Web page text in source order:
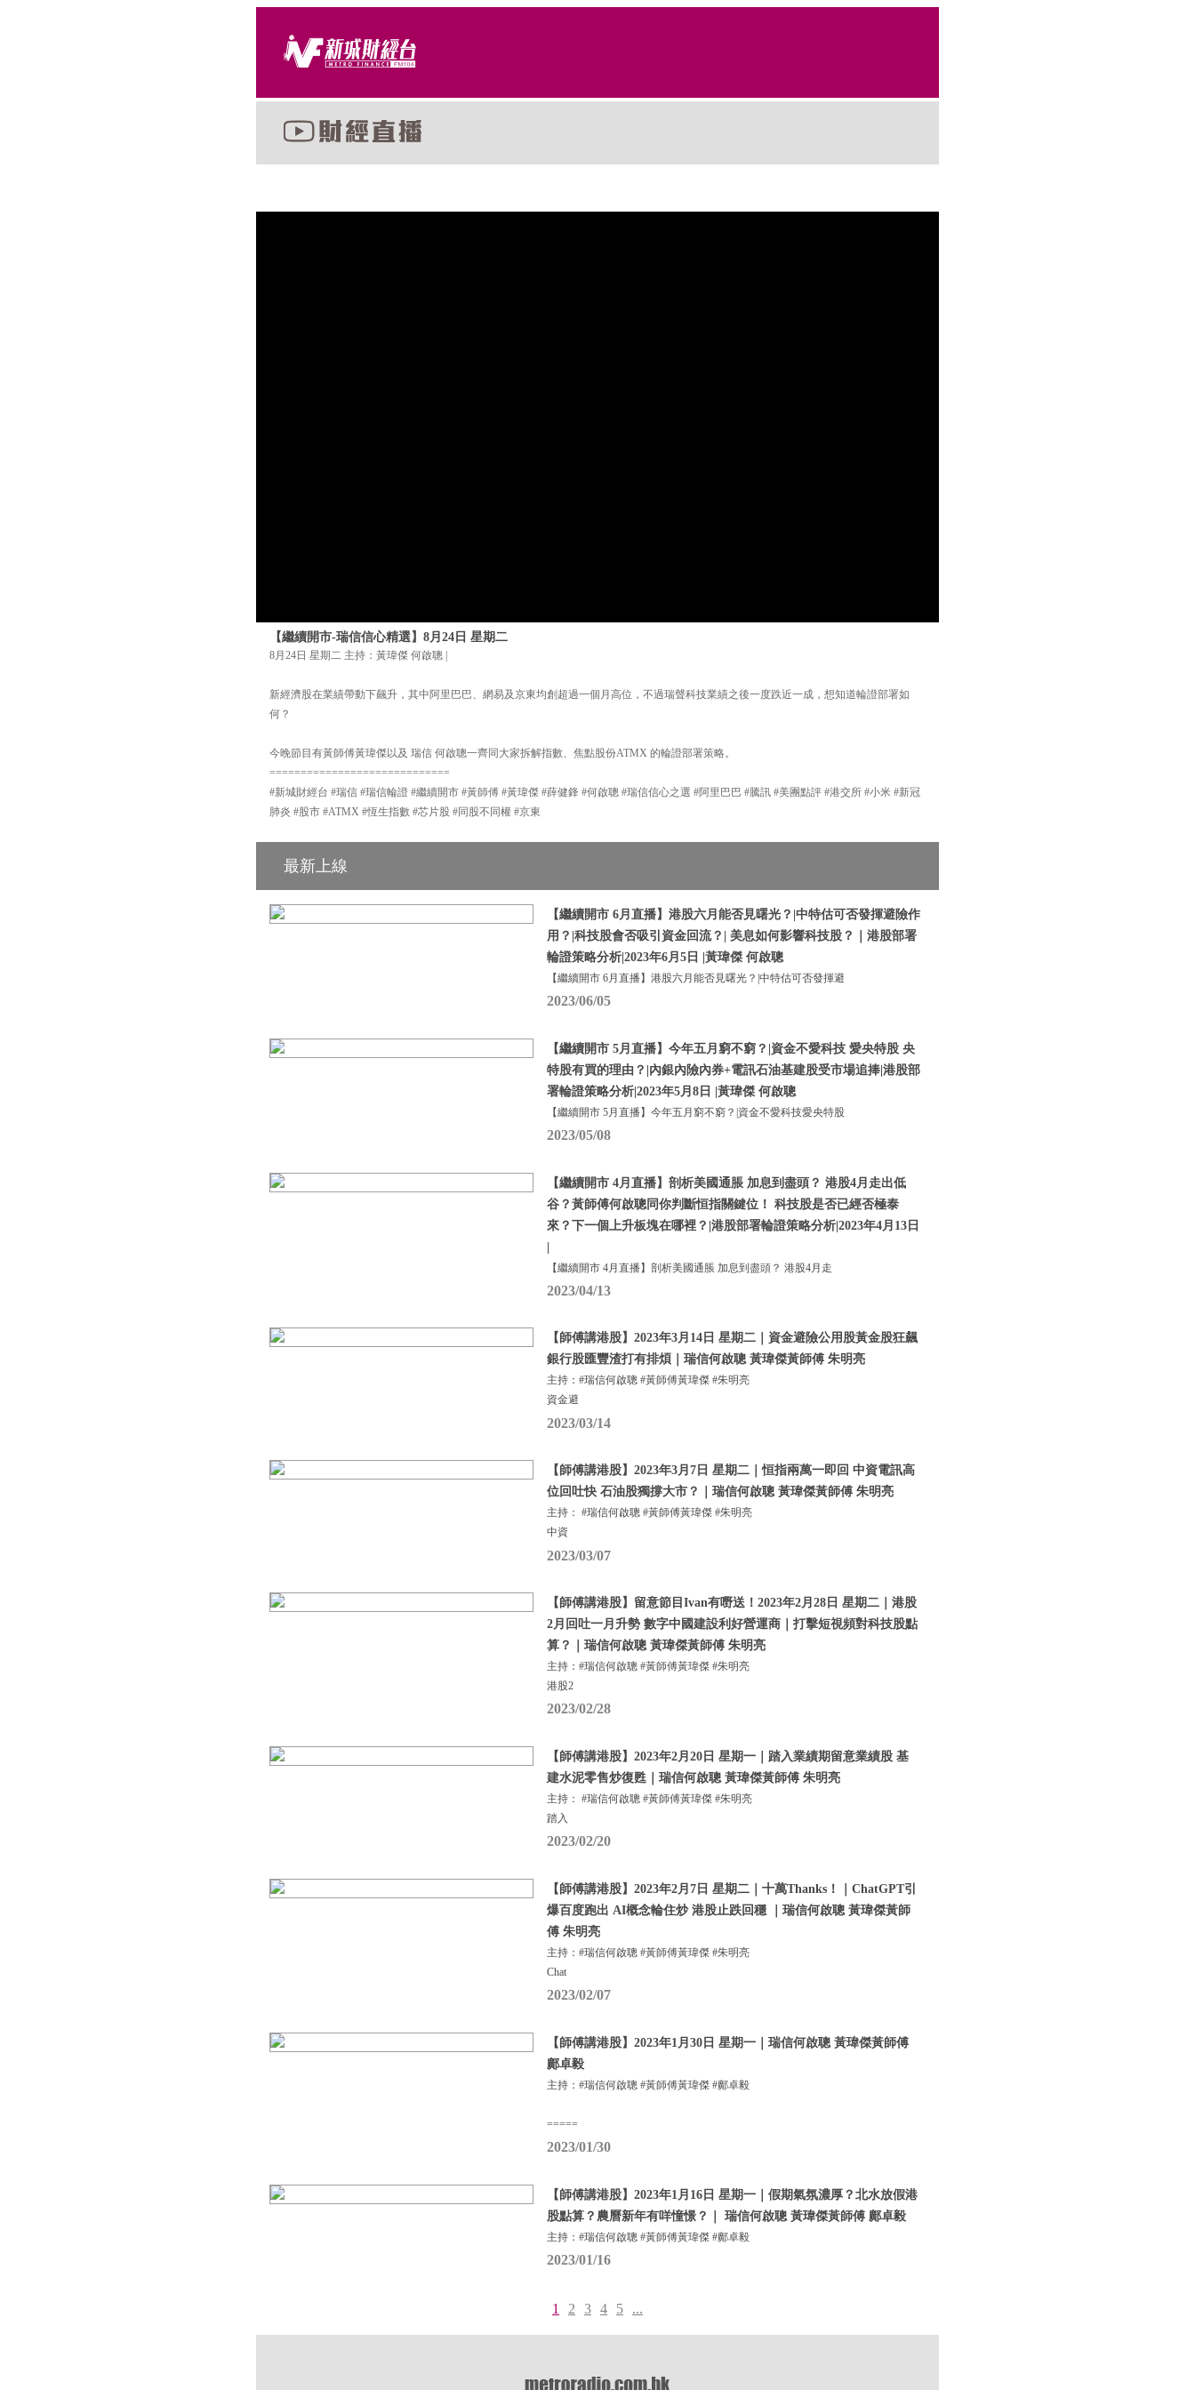
【繼續開市-瑞信信心精選】8月24日 星期二
8月24日 星期二 主持：黃瑋傑 何啟聰 |
新經濟股在業績帶動下飆升，其中阿里巴巴、網易及京東均創超過一個月高位，不過瑞聲科技業績之後一度跌近一成，想知道輪證部署如
何？
今晚節目有黃師傅黃瑋傑以及 瑞信 何啟聰一齊同大家拆解指數、焦點股份ATMX 的輪證部署策略。
=============================
#新城財經台 #瑞信 #瑞信輪證 #繼續開市 #黃師傅 #黃瑋傑 #薛健鋒 #何啟聰 #瑞信信心之選 #阿里巴巴 #騰訊 #美團點評 #港交所 #小米 #新冠
肺炎 #股市 #ATMX #恆生指數 #芯片股 #同股不同權 #京東
最新上線
【繼續開市 6月直播】港股六月能否見曙光？|中特估可否發揮避險作
用？|科技股會否吸引資金回流？| 美息如何影響科技股？｜港股部署
輪證策略分析|2023年6月5日 |黃瑋傑 何啟聰
【繼續開市 6月直播】港股六月能否見曙光？|中特估可否發揮避
2023/06/05
【繼續開市 5月直播】今年五月窮不窮？|資金不愛科技 愛央特股 央
特股有買的理由？|內銀內險內券+電訊石油基建股受市場追捧|港股部
署輪證策略分析|2023年5月8日 |黃瑋傑 何啟聰
【繼續開市 5月直播】今年五月窮不窮？|資金不愛科技愛央特股
2023/05/08
【繼續開市 4月直播】剖析美國通脹 加息到盡頭？ 港股4月走出低
谷？黃師傅何啟聰同你判斷恒指關鍵位！ 科技股是否已經否極泰
來？下一個上升板塊在哪裡？|港股部署輪證策略分析|2023年4月13日
|
【繼續開市 4月直播】剖析美國通脹 加息到盡頭？ 港股4月走
2023/04/13
【師傅講港股】2023年3月14日 星期二｜資金避險公用股黃金股狂飆
銀行股匯豐渣打有排煩｜瑞信何啟聰 黃瑋傑黃師傅 朱明亮
主持：#瑞信何啟聰 #黃師傅黃瑋傑 #朱明亮
資金避
2023/03/14
【師傅講港股】2023年3月7日 星期二｜恒指兩萬一即回 中資電訊高
位回吐快 石油股獨撐大市？｜瑞信何啟聰 黃瑋傑黃師傅 朱明亮
主持： #瑞信何啟聰 #黃師傅黃瑋傑 #朱明亮
中資
2023/03/07
【師傅講港股】留意節目Ivan有嘢送！2023年2月28日 星期二｜港股
2月回吐一月升勢 數字中國建設利好營運商｜打擊短視頻對科技股點
算？｜瑞信何啟聰 黃瑋傑黃師傅 朱明亮
主持：#瑞信何啟聰 #黃師傅黃瑋傑 #朱明亮
港股2
2023/02/28
【師傅講港股】2023年2月20日 星期一｜踏入業績期留意業績股 基
建水泥零售炒復甦｜瑞信何啟聰 黃瑋傑黃師傅 朱明亮
主持： #瑞信何啟聰 #黃師傅黃瑋傑 #朱明亮
踏入
2023/02/20
【師傅講港股】2023年2月7日 星期二｜十萬Thanks！｜ChatGPT引
爆百度跑出 AI概念輪住炒 港股止跌回穩 ｜瑞信何啟聰 黃瑋傑黃師
傅 朱明亮
主持：#瑞信何啟聰 #黃師傅黃瑋傑 #朱明亮
Chat
2023/02/07
【師傅講港股】2023年1月30日 星期一｜瑞信何啟聰 黃瑋傑黃師傅
鄺卓毅
主持：#瑞信何啟聰 #黃師傅黃瑋傑 #鄺卓毅
=====
2023/01/30
【師傅講港股】2023年1月16日 星期一｜假期氣氛濃厚？北水放假港
股點算？農曆新年有咩憧憬？｜ 瑞信何啟聰 黃瑋傑黃師傅 鄺卓毅
主持：#瑞信何啟聰 #黃師傅黃瑋傑 #鄺卓毅
2023/01/16
1 2 3 4 5 ...